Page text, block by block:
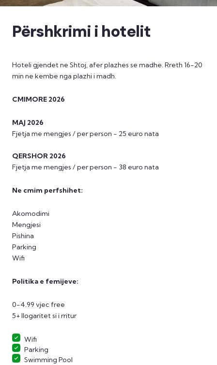
Përshkrimi i hotelit
Hoteli gjendet ne Shtoj, afer plazhes se madhe. Rreth 16-20
min ne kembe nga plazhi i madh.
CMIMORE 2026
MAJ 2026
Fjetja me mengjes / per person - 25 euro nata
QERSHOR 2026
Fjetja me mengjes / per person - 38 euro nata
Ne cmim perfshihet:
Akomodimi
Mengjesi
Pishina
Parking
Wifi
Politika e femijeve:
0-4.99 vjec free
5+ llogaritet si i rritur
Wifi
Parking
Swimming Pool